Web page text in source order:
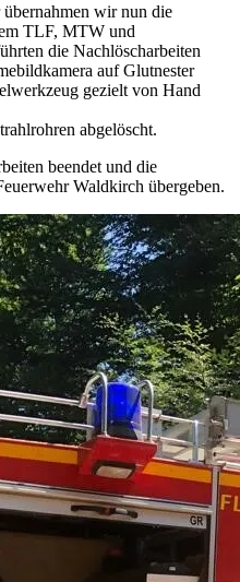
wir nun die
TLF, MTW und
die Nachlöscharbeiten
auf Glutnester
gezielt von Hand
abgelöscht.
beendet und die
Waldkirch übergeben.